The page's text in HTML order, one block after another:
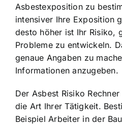
Asbestexposition zu
intensiver Ihre Exposition
desto höher ist Ihr Risiko,
Probleme zu entwickeln.
genaue Angaben zu
Informationen anzugeben.
Der Asbest Risiko
die Art Ihrer Tätigkeit.
Beispiel Arbeiter in der